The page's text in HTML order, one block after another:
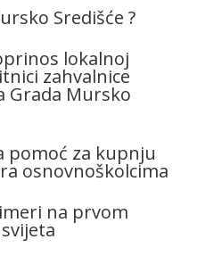
Središće ?
lokalnoj
zahvalnice
Grada Mursko
pomoć za kupnju
osnovnoškolcima
na prvom